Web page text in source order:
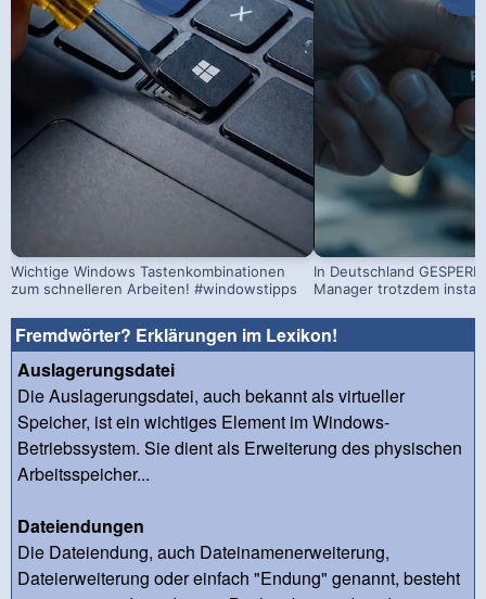
Wichtige Windows Tastenkombinationen
zum schnelleren Arbeiten! #windowstipps
In Deutschland
Manager trotzdem
Fremdwörter? Erklärungen im Lexikon!
Auslagerungsdatei
Die Auslagerungsdatei, auch bekannt als virtueller
Speicher, ist ein wichtiges Element im Windows-
Betriebssystem. Sie dient als Erweiterung des physischen
Arbeitsspeicher...
Dateiendungen
Die Dateiendung, auch Dateinamenerweiterung,
Dateierweiterung oder einfach "Endung" genannt, besteht